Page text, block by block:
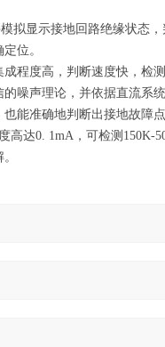
显示接地回路绝缘状态，
位。
度高，判断速度快，检
噪声理论，并依据直流系
能准确地判断出接地故障
达0. 1mA，可检测150K-